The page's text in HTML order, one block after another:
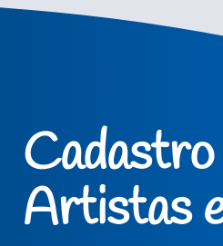
Artistas